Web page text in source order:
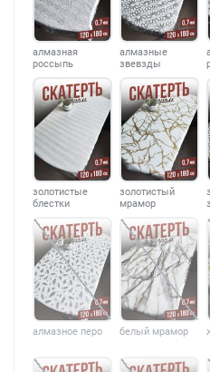
алмазная
россыпь
алмазные
звевзды
золотистые
блестки
золотистый
мрамор
алмазное перо белый мрамор